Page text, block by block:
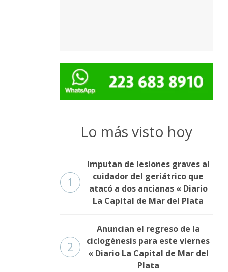
Lo más visto hoy
1
Imputan de lesiones graves al
cuidador del geriátrico que
atacó a dos ancianas « Diario
La Capital de Mar del Plata
2
Anuncian el regreso de la
ciclogénesis para este viernes
« Diario La Capital de Mar del
Plata